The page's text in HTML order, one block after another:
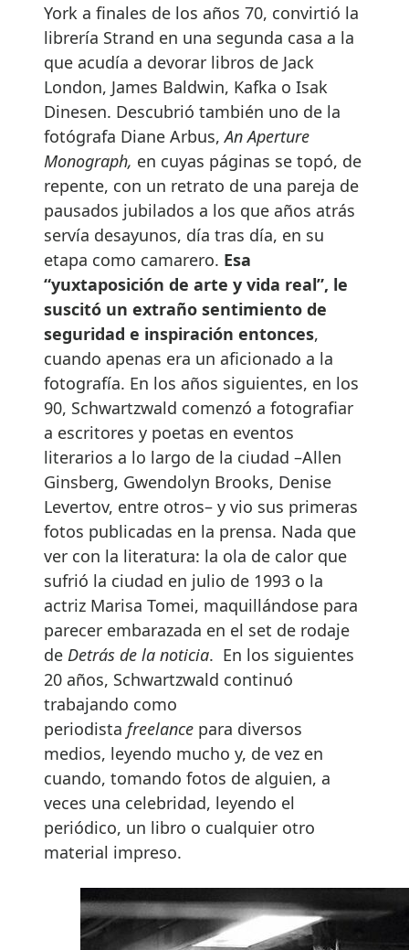
York a finales de los años 70, convirtió la
librería Strand en una segunda casa a la
que acudía a devorar libros de Jack
London, James Baldwin, Kafka o Isak
Dinesen. Descubrió también uno de la
fotógrafa Diane Arbus,An Aperture
Monograph, en cuyas páginas se topó, de
repente, con un retrato de una pareja de
pausados jubilados a los que años atrás
servía desayunos, día tras día, en su
etapa como camarero. Esa
“yuxtaposición de arte y vida real”, le
suscitó un extraño sentimiento de
seguridad e inspiración entonces,
cuando apenas era un aficionado a la
fotografía. En los años siguientes, en los
90, Schwartzwald comenzó a fotografiar
a escritores y poetas en eventos
literarios a lo largo de la ciudad –Allen
Ginsberg, Gwendolyn Brooks, Denise
Levertov, entre otros– y vio sus primeras
fotos publicadas en la prensa. Nada que
ver con la literatura: la ola de calor que
sufrió la ciudad en julio de 1993 o la
actriz Marisa Tomei, maquillándose para
parecer embarazada en el set de rodaje
de Detrás de la noticia. En los siguientes
20 años, Schwartzwald continuó
trabajando como
periodista freelance para diversos
medios, leyendo mucho y, de vez en
cuando, tomando fotos de alguien, a
veces una celebridad, leyendo el
periódico, un libro o cualquier otro
material impreso.